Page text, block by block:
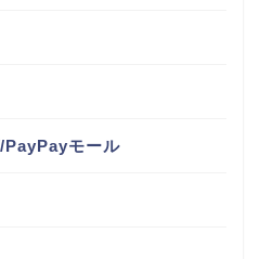
PayPayモール